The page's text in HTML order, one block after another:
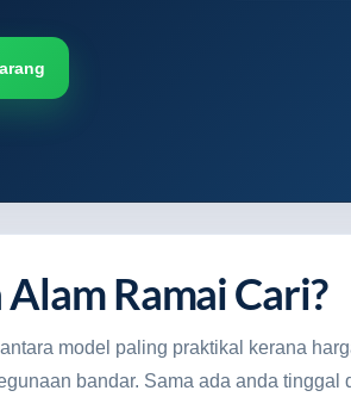
Ramai Cari?
model paling praktikal kerana
bandar. Sama ada anda tinggal